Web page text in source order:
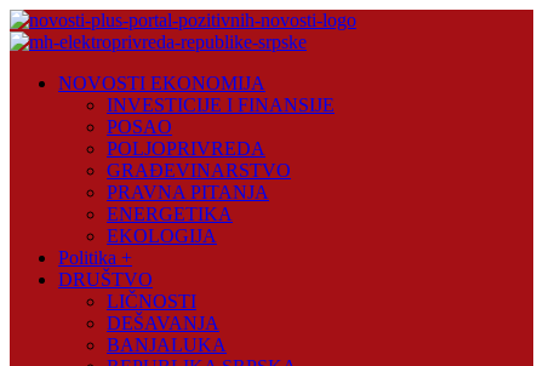
Skip
to
Plus
NOVOSTI EKONOMIJA
INVESTICIJE I FINANSIJE
POSAO
POLJOPRIVREDA
GRAĐEVINARSTVO
PRAVNA PITANJA
ENERGETIKA
EKOLOGIJA
Politika +
DRUŠTVO
LIČNOSTI
DEŠAVANJA
BANJALUKA